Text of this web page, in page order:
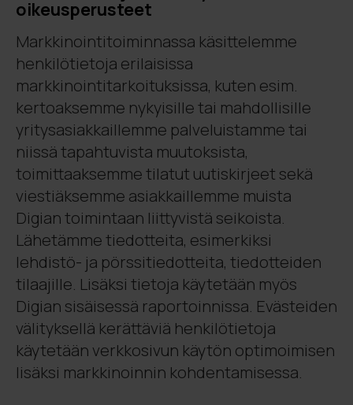
oikeusperusteet
Markkinointitoiminnassa käsittelemme
henkilötietoja erilaisissa
markkinointitarkoituksissa, kuten esim.
kertoaksemme nykyisille tai mahdollisille
yritysasiakkaillemme palveluistamme tai
niissä tapahtuvista muutoksista,
toimittaaksemme tilatut uutiskirjeet sekä
viestiäksemme asiakkaillemme muista
Digian toimintaan liittyvistä seikoista.
Lähetämme tiedotteita, esimerkiksi
lehdistö- ja pörssitiedotteita, tiedotteiden
tilaajille. Lisäksi tietoja käytetään myös
Digian sisäisessä raportoinnissa. Evästeiden
välityksellä kerättäviä henkilötietoja
käytetään verkkosivun käytön optimoimisen
lisäksi markkinoinnin kohdentamisessa.